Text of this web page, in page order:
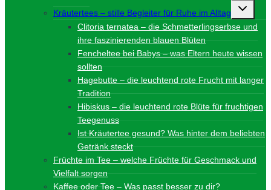
Kräutertees – stille Begleiter für Ruhe im Alltag
Clitoria ternatea – die Schmetterlingserbse und
ihre faszinierenden blauen Blüten
Fencheltee bei Babys – was Eltern heute wissen
sollten
Hagebutte – die leuchtend rote Frucht mit langer
Tradition
Hibiskus – die leuchtend rote Blüte für fruchtigen
Teegenuss
Ist Kräutertee gesund? Was hinter dem beliebten
Getränk steckt
Früchte im Tee – welche Früchte für Geschmack und
Vielfalt sorgen
Kaffee oder Tee – Was passt besser zu dir?